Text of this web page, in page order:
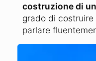
costruzione di
grado di
parlare